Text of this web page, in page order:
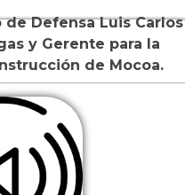
de Defensa Luis Carlos
y Gerente para la
de Mocoa.